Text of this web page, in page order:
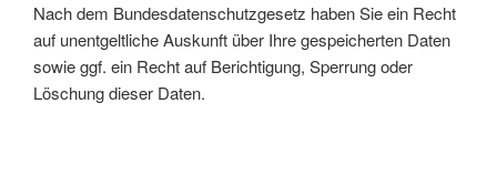
Nach dem Bundesdatenschutzgesetz haben Sie ein Recht
auf unentgeltliche Auskunft über Ihre gespeicherten Daten
sowie ggf. ein Recht auf Berichtigung, Sperrung oder
Löschung dieser Daten.